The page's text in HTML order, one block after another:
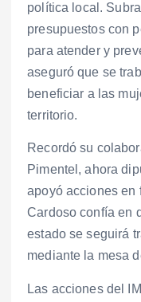
política local.
presupuestos con
para atender y
aseguró que se
beneficiar a las
territorio.
Recordó su
Pimentel, ahora
apoyó acciones en
Cardoso confía en
estado se seguirá
mediante la mesa
Las acciones del